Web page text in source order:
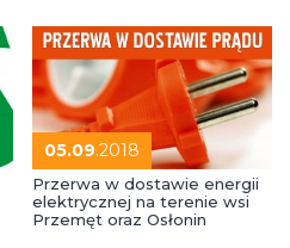
05.09.2018
Przerwa w dostawie energii
elektrycznej na terenie wsi
Przemęt oraz Osłonin